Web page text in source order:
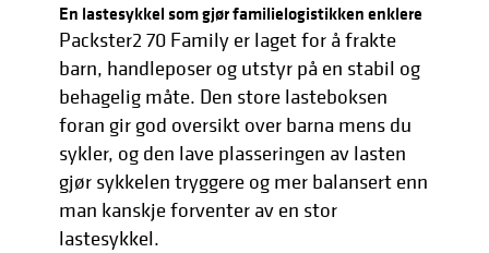
En lastesykkel som gjør familielogistikken enklere
Packster2 70 Family er laget for å frakte
barn, handleposer og utstyr på en stabil og
behagelig måte. Den store lasteboksen
foran gir god oversikt over barna mens du
sykler, og den lave plasseringen av lasten
gjør sykkelen tryggere og mer balansert enn
man kanskje forventer av en stor
lastesykkel.